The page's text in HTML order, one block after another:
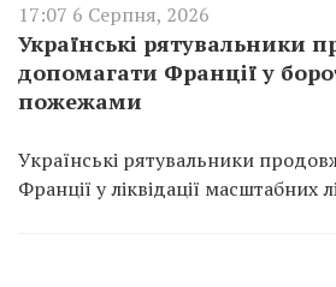
17:07 6 Серпня, 2026
Українські рятувальники
допомагати Франції у
пожежами
Українські рятувальники
Франції у ліквідації масштабних